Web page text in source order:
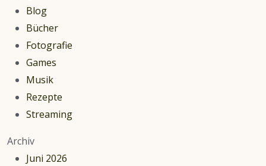
Blog
Bücher
Fotografie
Games
Musik
Rezepte
Streaming
Archiv
Juni 2026